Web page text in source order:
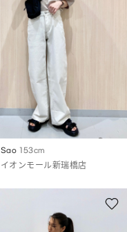
Sao 153cm
イオンモール新瑞橋店